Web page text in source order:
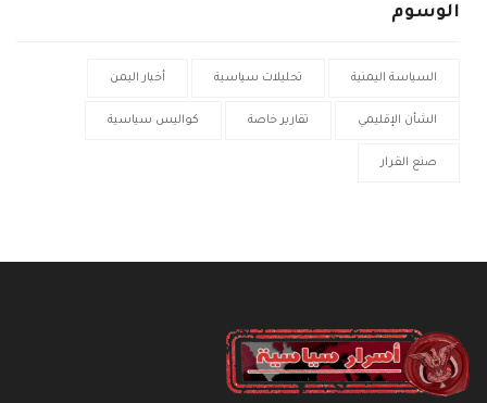
الوسوم
السياسة اليمنية تحليلات سياسية أخبار اليمن
الشأن الإقليمي تقارير خاصة كواليس سياسية
صنع القرار